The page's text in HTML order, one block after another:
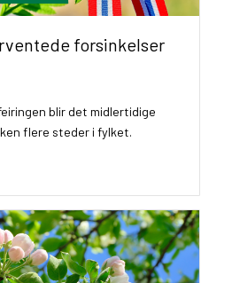
forsinkelser
blir det midlertidige
flere steder i fylket.